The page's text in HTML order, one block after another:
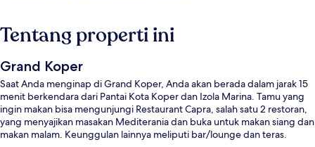
Tentang properti ini
Grand Koper
Saat Anda menginap di Grand Koper, Anda akan berada dalam jarak 15
menit berkendara dari Pantai Kota Koper dan Izola Marina. Tamu yang
ingin makan bisa mengunjungi Restaurant Capra, salah satu 2 restoran,
yang menyajikan masakan Mediterania dan buka untuk makan siang dan
makan malam. Keunggulan lainnya meliputi bar/lounge dan teras.